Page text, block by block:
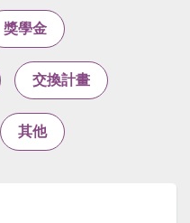
獎學金
交換計畫
其他